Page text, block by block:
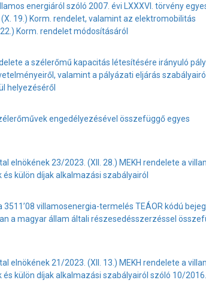
energiáról szóló 2007. évi LXXXVI. törvény
19.) Korm. rendelet, valamint az elektromobilitás
Korm. rendelet módosításáról
a szélerőmű kapacitás létesítésére irányuló
valamint a pályázati eljárás szabályairól
helyezéséről
engedélyezésével összefüggő egyes
elnökének 23/2023. (XII. 28.) MEKH rendelete a
külön díjak alkalmazási szabályairól
villamosenergia-termelés TEÁOR kódú
a magyar állam általi részesedésszerzéssel
elnökének 21/2023. (XII. 13.) MEKH rendelete a
külön díjak alkalmazási szabályairól szóló 10/2016.